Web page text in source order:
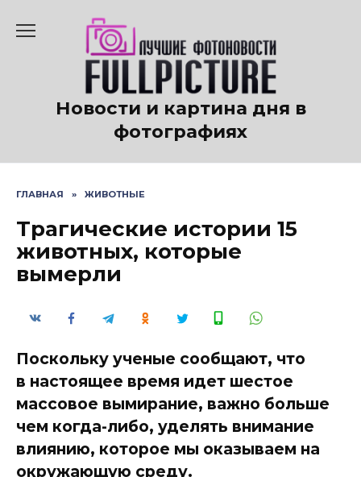
содержанию
Новости и картина дня в
фотографиях
ГЛАВНАЯ » ЖИВОТНЫЕ
Трагические истории 15
животных, которые
вымерли
Поскольку ученые сообщают, что
в настоящее время идет шестое
массовое вымирание, важно больше
чем когда-либо, уделять внимание
влиянию, которое мы оказываем на
окружающую среду.